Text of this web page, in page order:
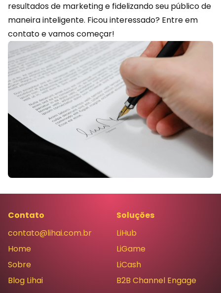
resultados de marketing e fidelizando seu público de
maneira inteligente. Ficou interessado? Entre em
contatoe vamos começar!
Contato
contato@lihai.com.br
Home
Sobre
Blog Lihai
Soluções
LiHub
LiGame
LiCash
B2B Channel Engage